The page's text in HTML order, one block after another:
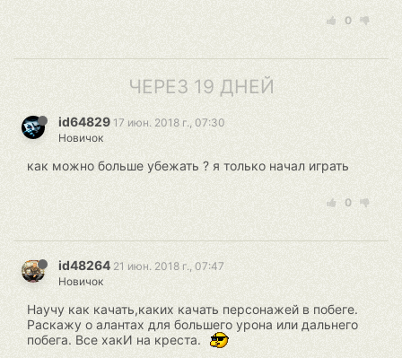
0
ЧЕРЕЗ 19 ДНЕЙ
id64829 17 июн. 2018 г., 07:30
Новичок
как можно больше убежать ? я только начал играть
0
id48264 21 июн. 2018 г., 07:47
Новичок
Научу как качать,каких качать персонажей в побеге.
Раскажу о алантах для большего урона или дальнего
побега. Все хакИ на креста.